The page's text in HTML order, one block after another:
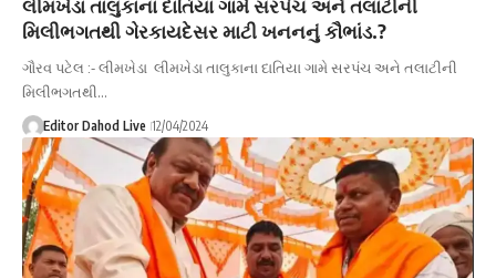
લીમખેડા તાલુકાના દાતિયા ગામે સરપંચ અને તલાટીની
મિલીભગતથી ગેરકાયદેસર માટી ખનનનું કૌભાંડ.?
ગૌરવ પટેલ :- લીમખેડા લીમખેડા તાલુકાના દાતિયા ગામે સરપંચ અને તલાટીની
મિલીભગતથી…
Editor Dahod Live 12/04/2024